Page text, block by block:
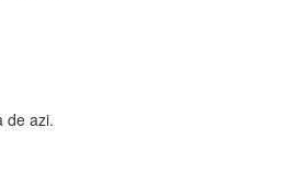
de azi.